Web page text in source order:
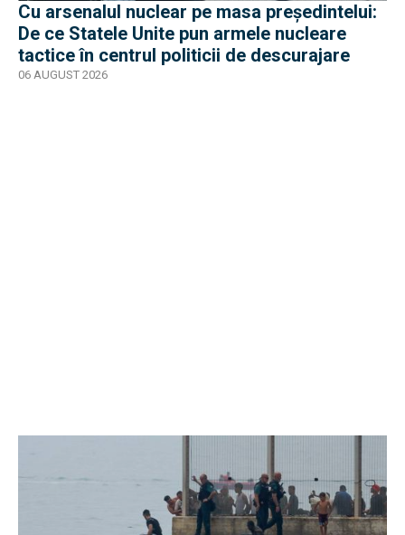
Cu arsenalul nuclear pe masa preşedintelui:
De ce Statele Unite pun armele nucleare
tactice în centrul politicii de descurajare
06 AUGUST 2026